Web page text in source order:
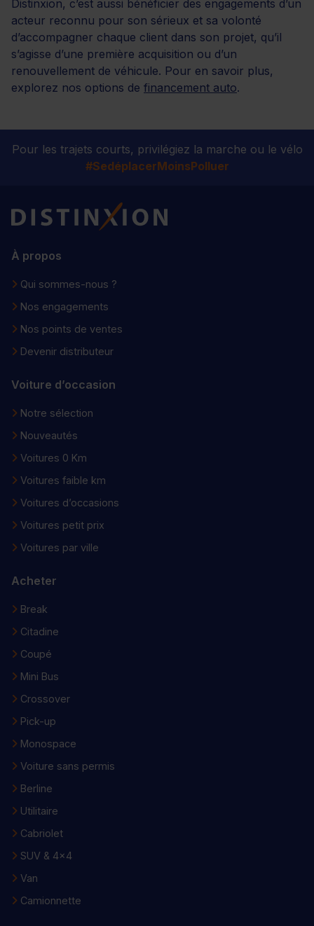
Distinxion, c’est aussi bénéficier des engagements d’un
acteur reconnu pour son sérieux et sa volonté
d’accompagner chaque client dans son projet, qu’il
s’agisse d’une première acquisition ou d’un
renouvellement de véhicule. Pour en savoir plus,
explorez nos options de financement auto.
Pour les trajets courts, privilégiez la marche ou le vélo
#SedéplacerMoinsPolluer
Distinxion
À propos
Qui sommes-nous ?
Nos engagements
Nos points de ventes
Devenir distributeur
Voiture d’occasion
Notre sélection
Nouveautés
Voitures 0 Km
Voitures faible km
Voitures d’occasions
Voitures petit prix
Voitures par ville
Acheter
Break
Citadine
Coupé
Mini Bus
Crossover
Pick-up
Monospace
Voiture sans permis
Berline
Utilitaire
Cabriolet
SUV & 4x4
Van
Camionnette